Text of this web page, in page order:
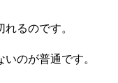
るのです。
のが普通です。